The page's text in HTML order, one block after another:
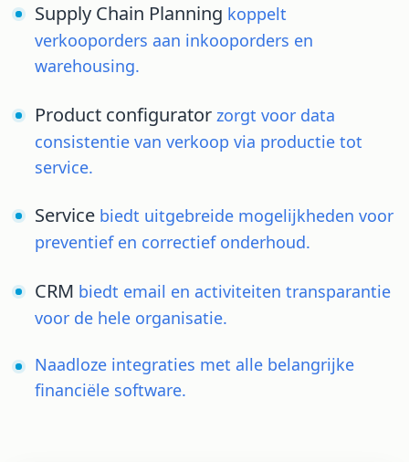
Supply Chain Planning koppelt
verkooporders aan inkooporders en
warehousing.
Product configurator zorgt voor data
consistentie van verkoop via productie tot
service.
Service biedt uitgebreide mogelijkheden voor
preventief en correctief onderhoud.
CRM biedt email en activiteiten transparantie
voor de hele organisatie.
Naadloze integraties met alle belangrijke
financiële software.